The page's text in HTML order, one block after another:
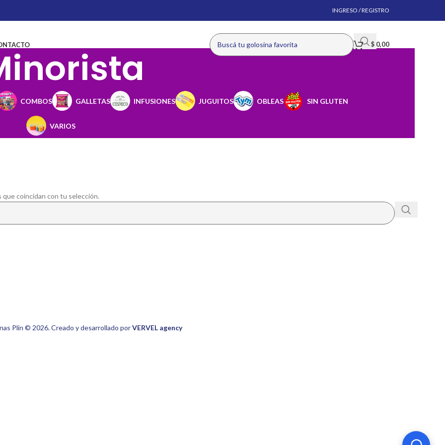
INGRESO / REGISTRO
$ 0,00
COMBOS GALLETAS INFUSIONES JUGUITOS OBLEAS SIN GLUTEN
VARIOS
coincidan con tu selección.
Plin © 2026. Creado y desarrollado porVERVEL agency